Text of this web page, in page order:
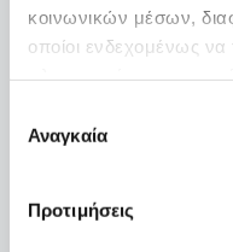
κοινωνικών μέσων,
οποίοι ενδεχομένως
των υπηρεσιών τους.
συγκατάθεσης
Αναγκαία
Προτιμήσεις